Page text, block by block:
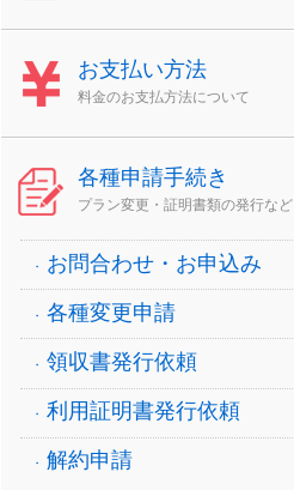
お支払い方法
料金のお支払方法について
各種申請手続き
プラン変更・証明書類の発行など
お問合わせ・お申込み
各種変更申請
領収書発行依頼
利用証明書発行依頼
解約申請